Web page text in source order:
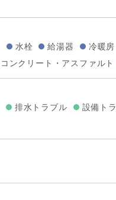
水栓 給湯器 冷暖
コンクリート・アスファルト
排水トラブル 設備ト